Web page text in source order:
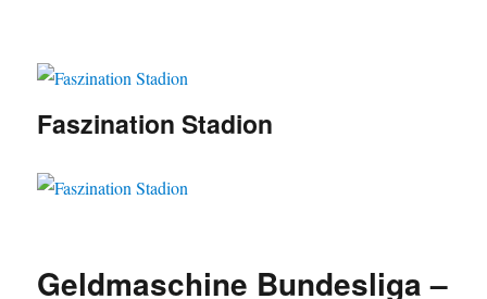
Faszination Stadion
Geldmaschine Bundesliga –